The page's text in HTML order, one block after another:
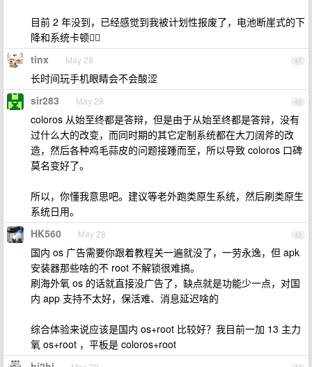
目前 2 年没到，已经感觉到我被计划性报废了，电池断崖式的下
降和系统卡顿🤷‍♀️
41
tinx May 28
长时间玩手机眼睛会不会酸涩
42
sir283 May 28
coloros 从始至终都是答辩，但是由于从始至终都是答辩，没有
过什么大的改变，而同时期的其它定制系统都在大刀阔斧的改
造，然后各种鸡毛蒜皮的问题接踵而至，所以导致 coloros 口碑
莫名变好了。
所以，你懂我意思吧。建议等老外跑类原生系统，然后刷类原生
系统日用。
43
HK560 May 28
国内 os 广告需要你跟着教程关一遍就没了，一劳永逸，但 apk
安装器那些啥的不 root 不解锁很难搞。
刷海外氧 os 的话就直接没广告了，缺点就是功能少一点，对国
内 app 支持不太好，保活难、消息延迟啥的
综合体验来说应该是国内 os+root 比较好？我目前一加 13 主力
氧 os+root ，平板是 coloros+root